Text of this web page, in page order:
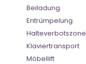
Beiladung
Entrümpelung
Halteverbotszone
Klaviertransport
Möbellift